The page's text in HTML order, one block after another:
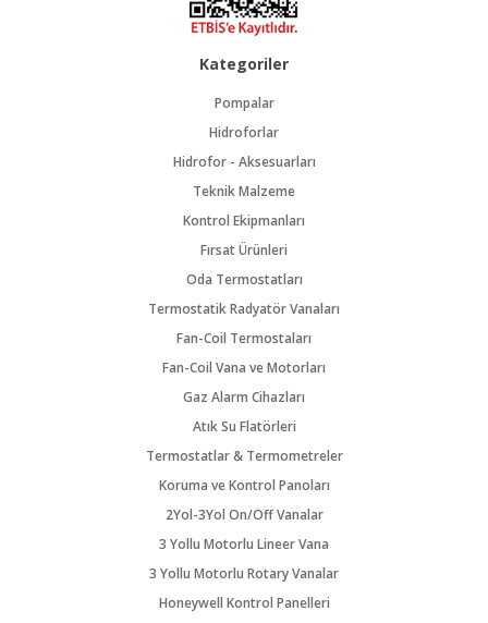
Kategoriler
Pompalar
Hidroforlar
Hidrofor - Aksesuarları
Teknik Malzeme
Kontrol Ekipmanları
Fırsat Ürünleri
Oda Termostatları
Termostatik Radyatör Vanaları
Fan-Coil Termostaları
Fan-Coil Vana ve Motorları
Gaz Alarm Cihazları
Atık Su Flatörleri
Termostatlar & Termometreler
Koruma ve Kontrol Panoları
2Yol-3Yol On/Off Vanalar
3 Yollu Motorlu Lineer Vana
3 Yollu Motorlu Rotary Vanalar
Honeywell Kontrol Panelleri